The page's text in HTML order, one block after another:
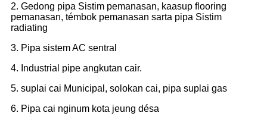
2. Gedong pipa Sistim pemanasan, kaasup flooring
pemanasan, témbok pemanasan sarta pipa Sistim
radiating
3. Pipa sistem AC sentral
4. Industrial pipe angkutan cair.
5. suplai cai Municipal, solokan cai, pipa suplai gas
6. Pipa cai nginum kota jeung désa